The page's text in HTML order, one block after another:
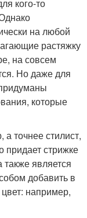
кого-то
на любой
растяжку
на совсем
Но даже для
которые
точнее стилист,
придает стрижке
также является
добавить в
например,